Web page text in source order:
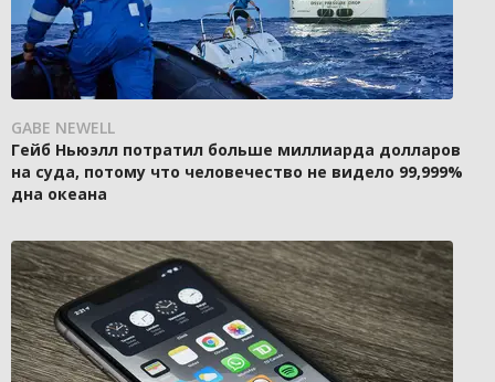
GABE NEWELL
Гейб Ньюэлл потратил больше миллиарда долларов
на суда, потому что человечество не видело 99,999%
дна океана